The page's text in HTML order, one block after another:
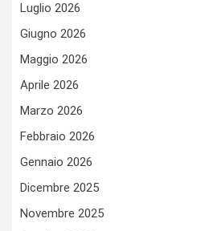
Luglio 2026
Giugno 2026
Maggio 2026
Aprile 2026
Marzo 2026
Febbraio 2026
Gennaio 2026
Dicembre 2025
Novembre 2025